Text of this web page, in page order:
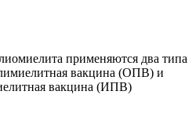
применяются два типа
вакцина (ОПВ) и
вакцина (ИПВ)